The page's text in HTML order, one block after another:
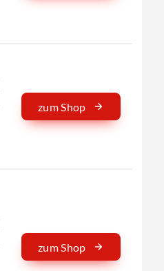
zum Shop
zum Shop